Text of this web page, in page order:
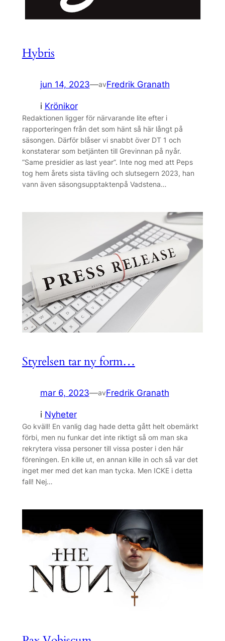
Hybris
jun 14, 2023—avFredrik Granath
i Krönikor
Redaktionen ligger för närvarande lite efter i
rapporteringen från det som hänt så här långt på
säsongen. Därför blåser vi snabbt över DT 1 och
konstaterar som betjänten till Grevinnan på nyår.
”Same presidier as last year”. Inte nog med att Peps
tog hem årets sista tävling och slutsegern 2023, han
vann även säsongsupptaktenpå Vadstena…
Styrelsen tar ny form…
mar 6, 2023—avFredrik Granath
i Nyheter
Go kväll! En vanlig dag hade detta gått helt obemärkt
förbi, men nu funkar det inte riktigt så om man ska
rekrytera vissa personer till vissa poster i den här
föreningen. En kille ut, en annan kille in och så var det
inget mer med det kan man tycka. Men ICKE i detta
fall! Nej…